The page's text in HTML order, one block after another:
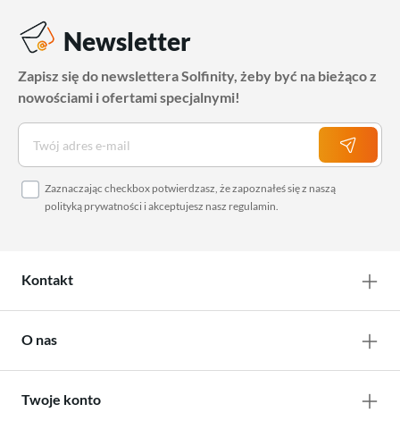
Newsletter
Zapisz się do newslettera Solfinity, żeby być na bieżąco z
nowościami i ofertami specjalnymi!
Zaznaczając checkbox potwierdzasz, że zapoznałeś się z naszą
polityką prywatności i akceptujesz nasz regulamin.
Kontakt
O nas
Twoje konto